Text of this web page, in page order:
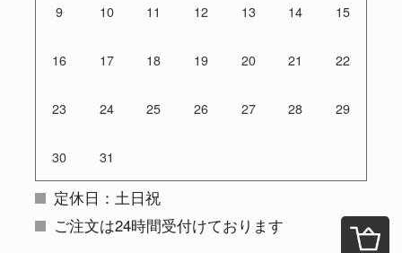
9 10 11 12 13 14 15
16 17 18 19 20 21 22
23 24 25 26 27 28 29
30 31
定休日：土日祝
ご注文は24時間受付けております